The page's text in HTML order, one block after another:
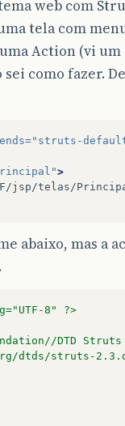
web com
tela com
Action (vi
como fazer.
"struts-
>
jsp/telas/
abaixo, mas a
8" ?>
DTD
dtds/struts-